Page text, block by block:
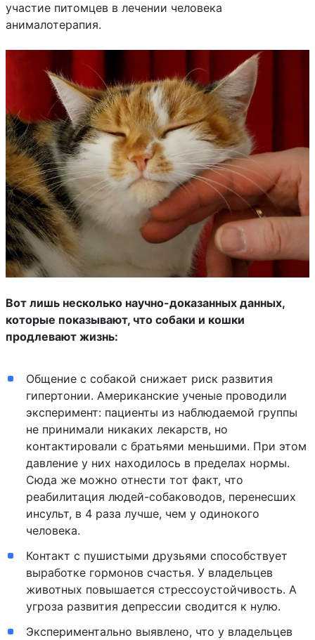
участие питомцев в лечении человека
анималотерапия.
Вот лишь несколько научно-доказанных данных,
которые показывают, что собаки и кошки
продлевают жизнь:
Общение с собакой снижает риск развития
гипертонии. Американские ученые проводили
эксперимент: пациенты из наблюдаемой группы
не принимали никаких лекарств, но
контактировали с братьями меньшими. При этом
давление у них находилось в пределах нормы.
Сюда же можно отнести тот факт, что
реабилитация людей-собаководов, перенесших
инсульт, в 4 раза лучше, чем у одинокого
человека.
Контакт с пушистыми друзьями способствует
выработке гормонов счастья. У владельцев
животных повышается стрессоустойчивость. А
угроза развития депрессии сводится к нулю.
Экспериментально выявлено, что у владельцев